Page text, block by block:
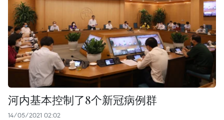
河内基本控制了8个新冠病例群
14/05/2021 02:02